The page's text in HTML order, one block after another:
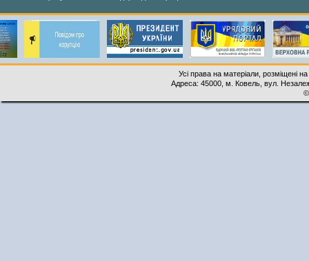
Усі права на матеріали, розміщені
Адреса: 45000, м. Ковель, вул.